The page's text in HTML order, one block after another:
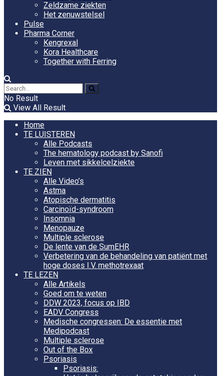
Zeldzame ziekten
Het zenuwstelsel
Pulse
Pharma Corner
Kengrexal
Kora Healthcare
Together with Ferring
No Result
View All Result
Home
TE LUISTEREN
Alle Podcasts
The hematology podcast by Sanofi
Leven met sikkelcelziekte
TE ZIEN
Alle Video’s
Astma
Atopische dermatitis
Carcinoïd-syndroom
Insomnia
Menopauze
Multiple sclerose
De lente van de SumEHR
Verbetering van de behandeling van patiënt met
hoge doses I.V. methotrexaat
TE LEZEN
Alle Artikels
Goed om te weten
DDW 2023, focus op IBD
EADV Congress
Medische congressen: De essentie met
Medipodcast
Multiple sclerose
Out of the Box
Psoriasis
Psoriasis: